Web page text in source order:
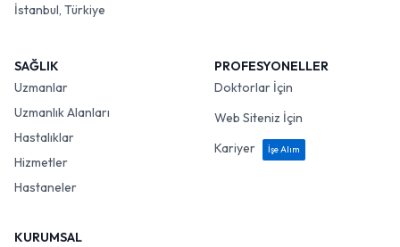
İstanbul, Türkiye
SAĞLIK
Uzmanlar
Uzmanlık Alanları
Hastalıklar
Hizmetler
Hastaneler
PROFESYONELLER
Doktorlar İçin
Web Siteniz İçin
Kariyer
İşe Alım
KURUMSAL